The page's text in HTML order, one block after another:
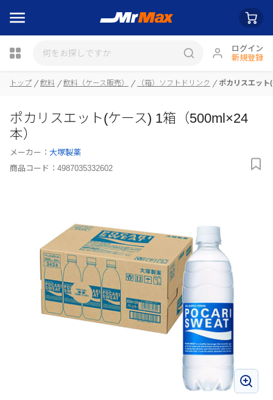
ログイン
新規登録
トップ 飲料 飲料（ケース販売） （箱）ソフトドリンク ポカリスエッ
ポカリスエット(ケース) 1箱（500ml×24
本）
メーカー： 大塚製薬
商品コード： 4987035332602